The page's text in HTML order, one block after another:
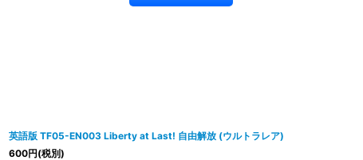
英語版 TF05-EN003 Liberty at Last! 自由解放 (ウルトラレア)
600円(税別)